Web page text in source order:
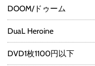
DOOM/ドゥーム
DuaL Heroine
DVD1枚1100円以下